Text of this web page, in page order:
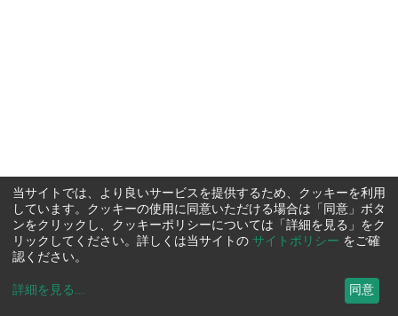
当サイトでは、より良いサービスを提供するため、クッキーを利用
しています。クッキーの使用に同意いただける場合は「同意」ボタ
ンをクリックし、クッキーポリシーについては「詳細を見る」をク
リックしてください。詳しくは当サイトの サイトポリシー をご確
認ください。
詳細を見る ... 同意